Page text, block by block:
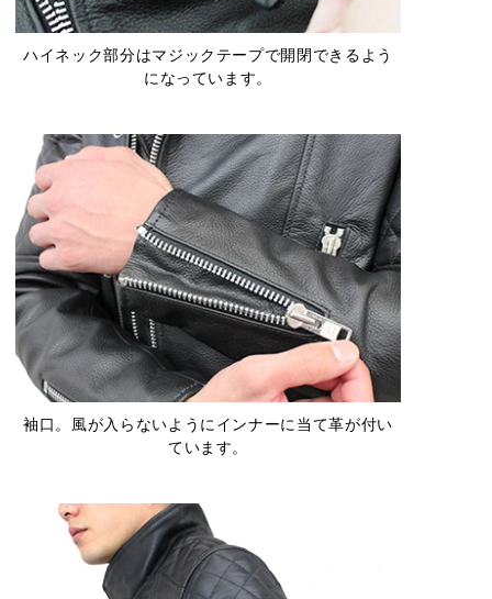
ハイネック部分はマジックテープで開閉できるよう
になっています。
袖口。風が入らないようにインナーに当て革が付い
ています。